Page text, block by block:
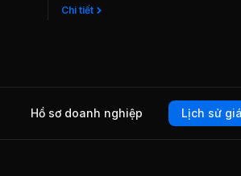
Chi tiết
Hồ sơ doanh nghiệp Lịch sử giá